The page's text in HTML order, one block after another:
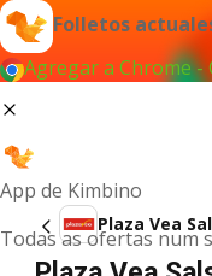
Folletos
Agregar a Chrome -
App de Kimbino
Todas as ofertas num
Plaza Vea